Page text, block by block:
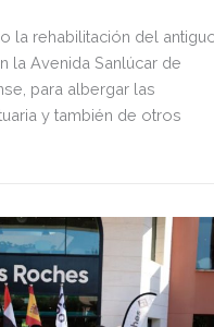
la rehabilitación del
la Avenida Sanlúcar de
para albergar las
y también de otros